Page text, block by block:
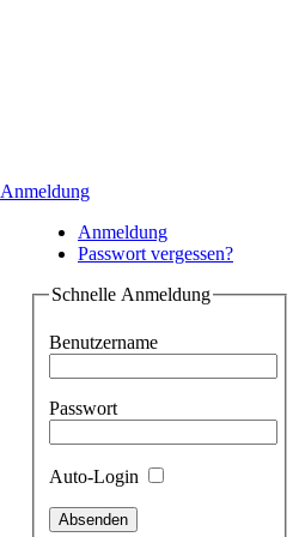
Anmeldung
Anmeldung
Passwort vergessen?
Schnelle Anmeldung
Benutzername
Passwort
Auto-Login